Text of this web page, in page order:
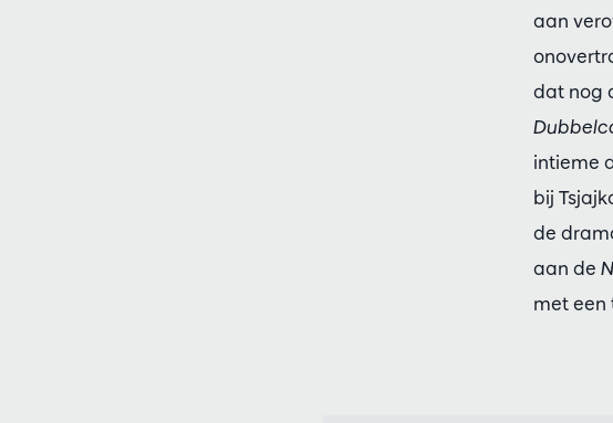
aan
dat nog
intieme
bij
de
aan de
met een